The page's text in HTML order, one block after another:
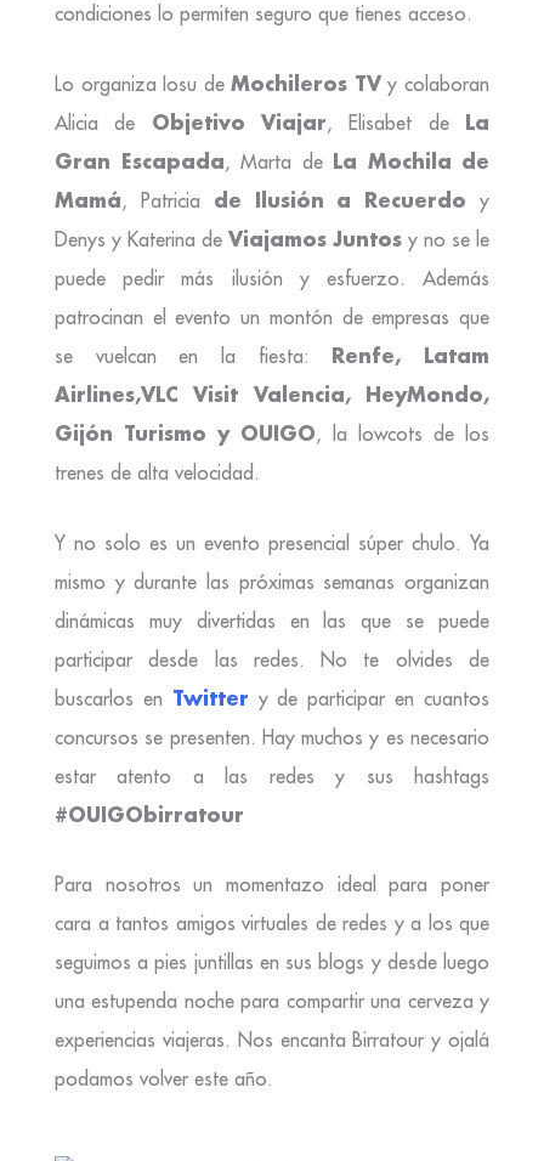
condiciones lo permiten seguro que tienes acceso.
Lo organiza Iosu deMochileros TVy colaboran
Alicia de Objetivo Viajar, Elisabet de La
Gran Escapada, Marta de La Mochila de
Mamá, Patricia de Ilusión a Recuerdo y
Denys y Katerina de Viajamos Juntos y no se le
puede pedir más ilusión y esfuerzo. Además
patrocinan el evento un montón de empresas que
se vuelcan en la fiesta: Renfe, Latam
Airlines,VLC Visit Valencia, HeyMondo,
Gijón Turismo y OUIGO, la lowcots de los
trenes de alta velocidad.
Y no solo es un evento presencial súper chulo. Ya
mismo y durante las próximas semanas organizan
dinámicas muy divertidas en las que se puede
participar desde las redes. No te olvides de
buscarlos en Twitter y de participar en cuantos
concursos se presenten. Hay muchos y es necesario
estar atento a las redes y sus hashtags
#OUIGObirratour
Para nosotros un momentazo ideal para poner
cara a tantos amigos virtuales de redes y a los que
seguimos a pies juntillas en sus blogs y desde luego
una estupenda noche para compartir una cerveza y
experiencias viajeras. Nos encanta Birratour y ojalá
podamos volver este año.